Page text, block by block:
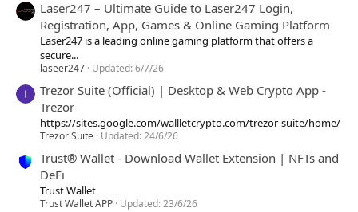
Laser247 – Ultimate Guide to Laser247 Login,
Registration, App, Games & Online Gaming Platform
Laser247 is a leading online gaming platform that offers a
secure...
laseer247 Updated:6/7/26
Trezor Suite (Official) | Desktop & Web Crypto App -
Trezor
https://sites.google.com/wallletcrypto.com/trezor-suite/home/
Trezor Suite Updated:24/6/26
Trust® Wallet - Download Wallet Extension | NFTs and
DeFi
Trust Wallet
Trust Wallet APP Updated:23/6/26